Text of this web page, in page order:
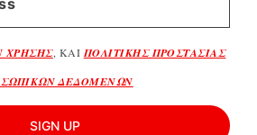
ΧΡΗΣΗΣ, ΚΑΙ ΠΟΛΙΤΙΚΗΣ ΠΡΟΣΤΑΣΙΑΣ
ΔΕΔΟΜΕΝΩΝ
SIGN UP